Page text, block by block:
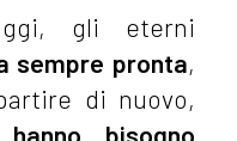
gli eterni
sempre pronta,
di nuovo,
bisogno